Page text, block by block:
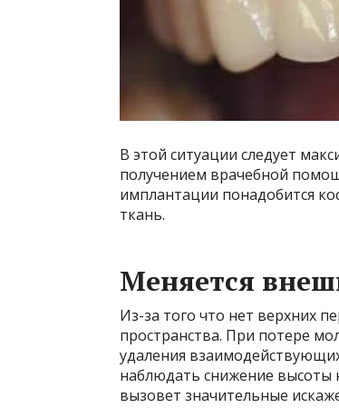
В этой ситуации следует
получением врачебной
имплантации понадобится
ткань.
Меняется
Из-за того что нет верхних
пространства. При потере
удаления
наблюдать снижение высоты
вызовет значительные